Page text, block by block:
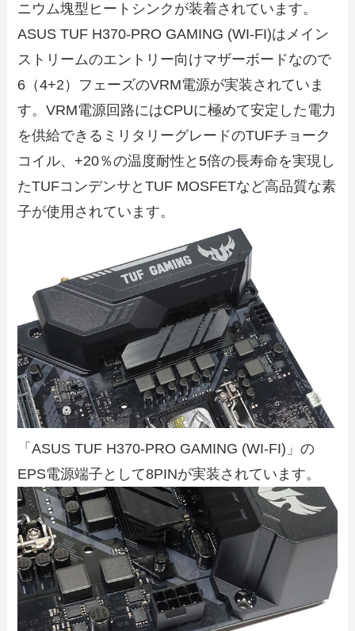
ニウム塊型ヒートシンクが装着されています。
ASUS TUF H370-PRO GAMING (WI-FI)はメイン
ストリームのエントリー向けマザーボードなので
6（4+2）フェーズのVRM電源が実装されていま
す。VRM電源回路にはCPUに極めて安定した電力
を供給できるミリタリーグレードのTUFチョーク
コイル、+20％の温度耐性と5倍の長寿命を実現し
たTUFコンデンサとTUF MOSFETなど高品質な素
子が使用されています。
「ASUS TUF H370-PRO GAMING (WI-FI)」の
EPS電源端子として8PINが実装されています。